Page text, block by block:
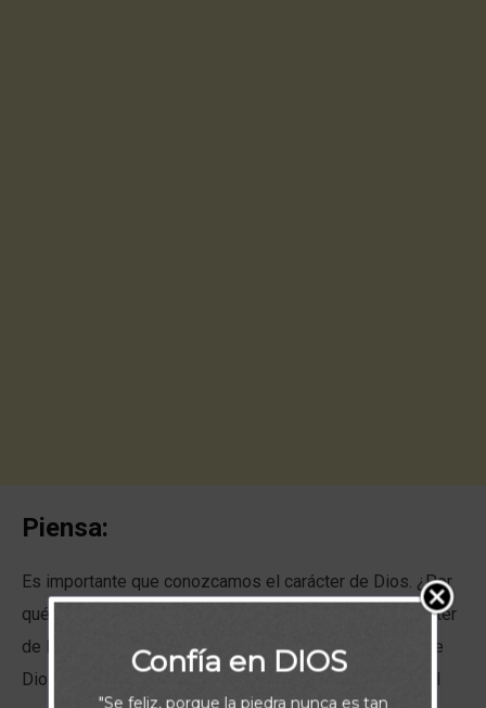
Piensa:
Es importante que conozcamos el carácter de Dios. ¿Por
qué? Nos da discernimiento. Si no conocemos el carácter
de Dios, ¿cómo podemos saber alguna vez quién es de
Dios y quién no es de Dios? Aquí están tres rasgos del
Confía en DIOS
"Se feliz, porque la piedra nunca es tan